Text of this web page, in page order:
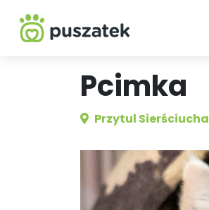
Pcimka
Przytul Sierściucha